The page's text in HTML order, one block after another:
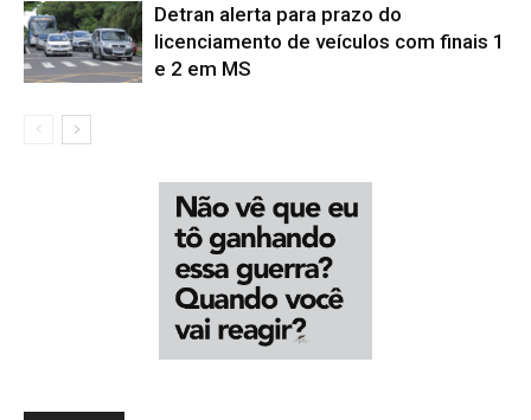
Detran alerta para prazo do
licenciamento de veículos com finais 1
e 2 em MS